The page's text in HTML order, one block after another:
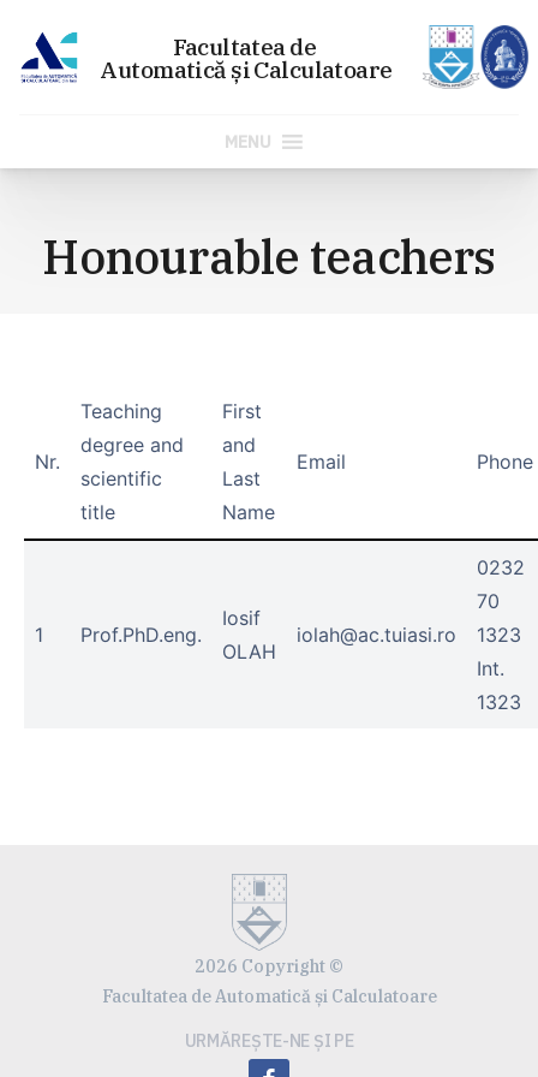
content
MENU
Honourable teachers
Nr.
Teaching
degree and
scientific
title
First
and
Last
Name
Email Phone
1 Prof.PhD.eng.
Iosif
OLAH
iolah@ac.tuiasi.ro
0232
70
1323
Int.
1323
2026 Copyright ©
Facultatea de Automatică și Calculatoare
URMĂREȘTE-NE ȘI PE
facebook